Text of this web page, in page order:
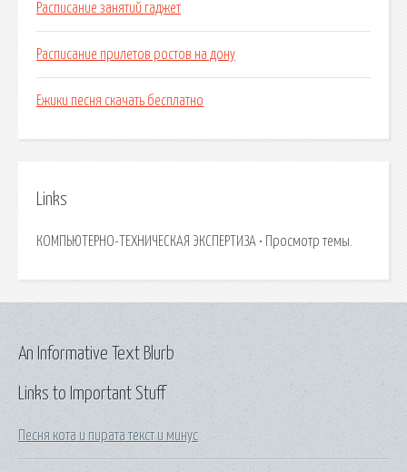
Расписание занятий гаджет
Расписание прилетов ростов на дону
Ежики песня скачать бесплатно
Links
КОМПЬЮТЕРНО-ТЕХНИЧЕСКАЯ ЭКСПЕРТИЗА • Просмотр темы.
Links to Important Stuff
Песня кота и пирата текст и минус
An Informative Text Blurb